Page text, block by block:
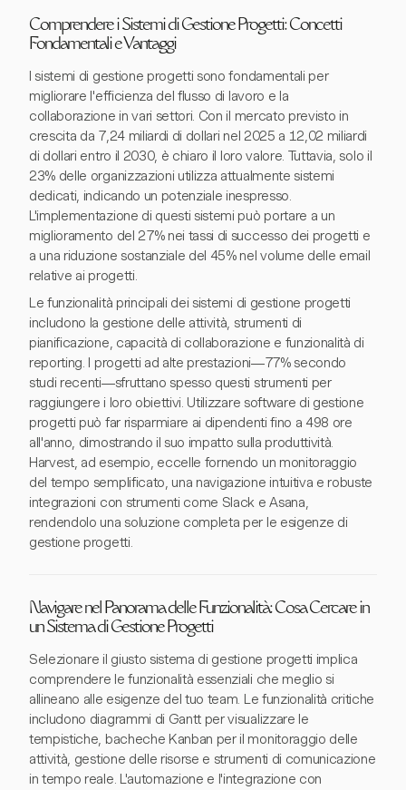
Comprendere i Sistemi di Gestione Progetti: Concetti
Fondamentali e Vantaggi
I sistemi di gestione progetti sono fondamentali per
migliorare l'efficienza del flusso di lavoro e la
collaborazione in vari settori. Con il mercato previsto in
crescita da 7,24 miliardi di dollari nel 2025 a 12,02 miliardi
di dollari entro il 2030, è chiaro il loro valore. Tuttavia, solo il
23% delle organizzazioni utilizza attualmente sistemi
dedicati, indicando un potenziale inespresso.
L'implementazione di questi sistemi può portare a un
miglioramento del 27% nei tassi di successo dei progetti e
a una riduzione sostanziale del 45% nel volume delle email
relative ai progetti.
Le funzionalità principali dei sistemi di gestione progetti
includono la gestione delle attività, strumenti di
pianificazione, capacità di collaborazione e funzionalità di
reporting. I progetti ad alte prestazioni—77% secondo
studi recenti—sfruttano spesso questi strumenti per
raggiungere i loro obiettivi. Utilizzare software di gestione
progetti può far risparmiare ai dipendenti fino a 498 ore
all'anno, dimostrando il suo impatto sulla produttività.
Harvest, ad esempio, eccelle fornendo un monitoraggio
del tempo semplificato, una navigazione intuitiva e robuste
integrazioni con strumenti come Slack e Asana,
rendendolo una soluzione completa per le esigenze di
gestione progetti.
Navigare nel Panorama delle Funzionalità: Cosa Cercare in
un Sistema di Gestione Progetti
Selezionare il giusto sistema di gestione progetti implica
comprendere le funzionalità essenziali che meglio si
allineano alle esigenze del tuo team. Le funzionalità critiche
includono diagrammi di Gantt per visualizzare le
tempistiche, bacheche Kanban per il monitoraggio delle
attività, gestione delle risorse e strumenti di comunicazione
in tempo reale. L'automazione e l'integrazione con